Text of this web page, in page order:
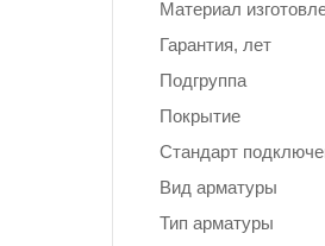
Материал
Гарантия, лет
Подгруппа
Покрытие
Стандарт
Вид арматуры
Тип арматуры